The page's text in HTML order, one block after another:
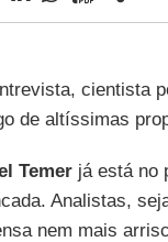
cientista
de altíssimas
Temerjá está no
Analistas,
nem mais